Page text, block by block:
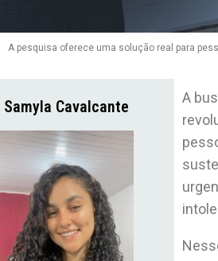
A pesquisa oferece uma solução real para
Samyla Cavalcante
A